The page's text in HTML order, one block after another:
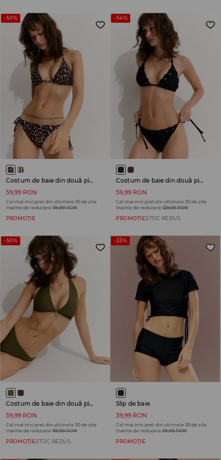
-50%
Costum de baie din două piese
59,99 RON
Cel mai mic preț din ultimele 30 de zile
înainte de reducere 119,99 RON
PROMOȚIE
-54%
Costum de baie din două piese
59,99 RON
Cel mai mic preț din ultimele 30 de zile
înainte de reducere 129,99 RON
PROMOȚIESTOC REDUS
-50%
Costum de baie din două piese
59,99 RON
Cel mai mic preț din ultimele 30 de zile
înainte de reducere 119,99 RON
PROMOȚIESTOC REDUS
-33%
Slip de baie
39,99 RON
Cel mai mic preț din ultimele 30 de zile
înainte de reducere 59,99 RON
PROMOȚIE